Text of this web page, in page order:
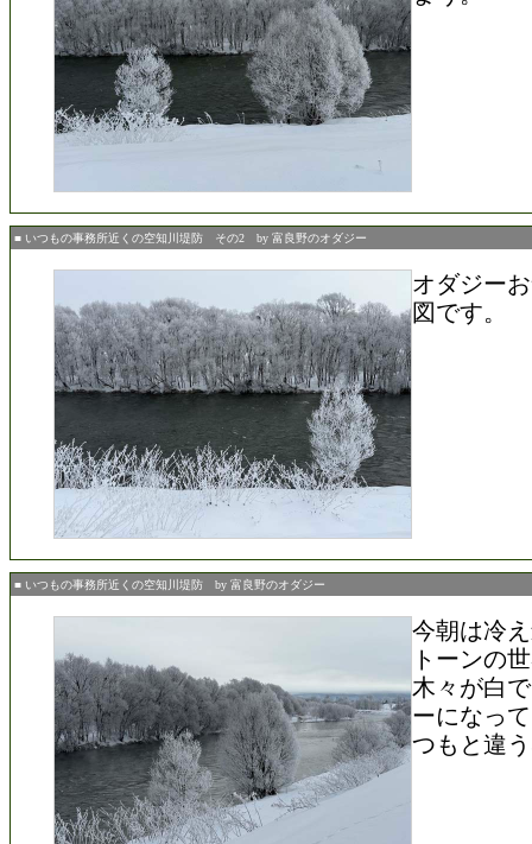
■ いつもの事務所近くの空知川堤防 その2 by 富良野のオダジー
オダジー
図です。
■ いつもの事務所近くの空知川堤防 by 富良野のオダジー
今朝は冷
トーンの
木々が白
ーになっ
つもと違